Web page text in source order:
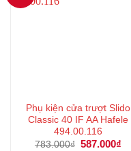
Phụ kiện cửa trượt Slido
Classic 40 IF AA Hafele
494.00.116
783.000₫ Giá
587.000₫